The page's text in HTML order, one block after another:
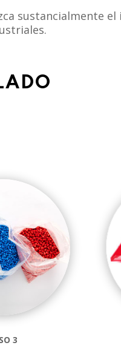
sustancialmente
3